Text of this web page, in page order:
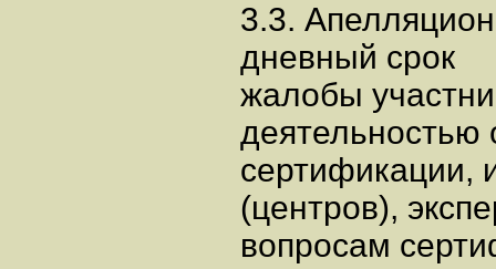
3.3.
дневный срок
жалобы
деятельностью
сертификации,
(центров),
вопросам